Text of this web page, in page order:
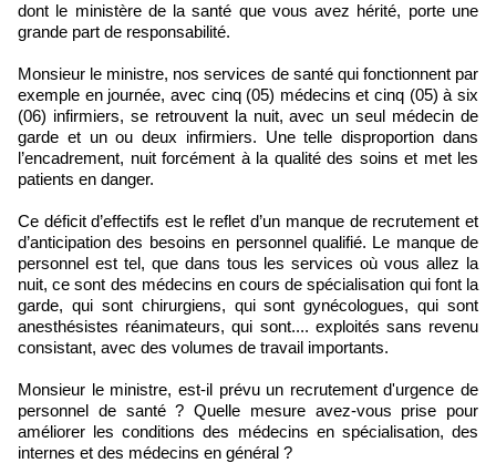
dont le ministère de la santé que vous avez hérité, porte une
grande part de responsabilité.
Monsieur le ministre, nos services de santé qui fonctionnent par
exemple en journée, avec cinq (05) médecins et cinq (05) à six
(06) infirmiers, se retrouvent la nuit, avec un seul médecin de
garde et un ou deux infirmiers. Une telle disproportion dans
l’encadrement, nuit forcément à la qualité des soins et met les
patients en danger.
Ce déficit d’effectifs est le reflet d’un manque de recrutement et
d’anticipation des besoins en personnel qualifié. Le manque de
personnel est tel, que dans tous les services où vous allez la
nuit, ce sont des médecins en cours de spécialisation qui font la
garde, qui sont chirurgiens, qui sont gynécologues, qui sont
anesthésistes réanimateurs, qui sont.... exploités sans revenu
consistant, avec des volumes de travail importants.
Monsieur le ministre, est-il prévu un recrutement d'urgence de
personnel de santé ? Quelle mesure avez-vous prise pour
améliorer les conditions des médecins en spécialisation, des
internes et des médecins en général ?